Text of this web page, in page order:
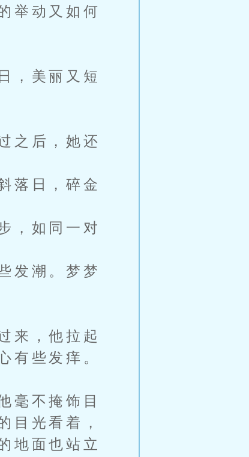
举动又如何
，美丽又短
之后，她还
落日，碎金
，如同一对
发潮。梦梦
来，他拉起
有些发痒。
不掩饰目
目光看着，
地面也站立